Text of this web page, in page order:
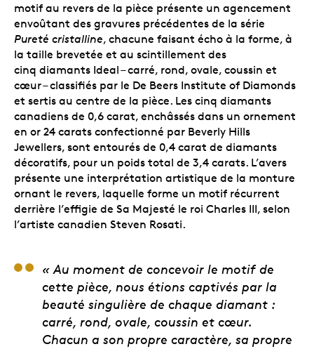
motif au revers de la pièce présente un agencement
envoûtant des gravures précédentes de la série
Pureté cristalline, chacune faisant écho à la forme, à
la taille brevetée et au scintillement des
cinq diamants Ideal – carré, rond, ovale, coussin et
cœur – classifiés par le De Beers Institute of Diamonds
et sertis au centre de la pièce. Les cinq diamants
canadiens de 0,6 carat, enchâssés dans un ornement
en or 24 carats confectionné par Beverly Hills
Jewellers, sont entourés de 0,4 carat de diamants
décoratifs, pour un poids total de 3,4 carats. L’avers
présente une interprétation artistique de la monture
ornant le revers, laquelle forme un motif récurrent
derrière l’effigie de Sa Majesté le roi Charles III, selon
l’artiste canadien Steven Rosati.
Chris et Rosina Reid,
« Au moment de concevoir le motif de
cette pièce, nous étions captivés par la
beauté singulière de chaque diamant :
carré, rond, ovale, coussin et cœur.
Chacun a son propre caractère, sa propre